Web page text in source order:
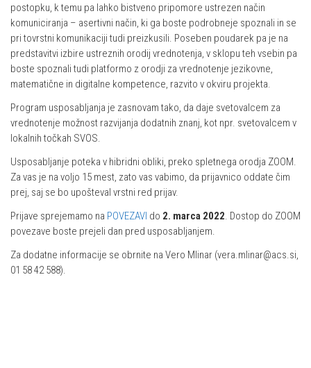
postopku, k temu pa lahko bistveno pripomore ustrezen način
komuniciranja – asertivni način, ki ga boste podrobneje spoznali in se
pri tovrstni komunikaciji tudi preizkusili. Poseben poudarek pa je na
predstavitvi izbire ustreznih orodij vrednotenja, v sklopu teh vsebin pa
boste spoznali tudi platformo z orodji za vrednotenje jezikovne,
matematične in digitalne kompetence, razvito v okviru projekta.
Program usposabljanja je zasnovam tako, da daje svetovalcem za
vrednotenje možnost razvijanja dodatnih znanj, kot npr. svetovalcem v
lokalnih točkah SVOS.
Usposabljanje poteka v hibridni obliki, preko spletnega orodja ZOOM.
Za vas je na voljo 15 mest, zato vas vabimo, da prijavnico oddate čim
prej, saj se bo upošteval vrstni red prijav.
Prijave sprejemamo na POVEZAVI do 2. marca 2022. Dostop do ZOOM
povezave boste prejeli dan pred usposabljanjem.
Za dodatne informacije se obrnite na Vero Mlinar (vera.mlinar@acs.si,
01 58 42 588).